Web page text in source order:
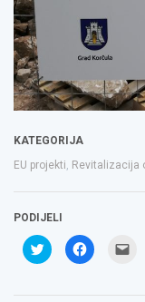
KATEGORIJA
EU projekti, Revitalizacija
PODIJELI
Podijeli
na
Twitteru
Klikom
podijelite